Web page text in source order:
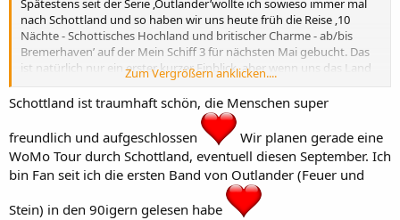
Spätestens seit der Serie ‚Outlander’wollte ich sowieso immer mal
nach Schottland und so haben wir uns heute früh die Reise ‚10
Nächte - Schottisches Hochland und britischer Charme - ab/bis
Bremerhaven’ auf der Mein Schiff 3 für nächsten Mai gebucht. Das
ist natürlich nur ein erster kurzer Einblick, aber wenn uns das Land
so sehr gefällt, wie wir denken, kann es durchaus auch einmal eine
Rundreise mit dem Auto (trotz Linksverkehr
) werden.
Eigentlich geht es ja für uns einmal im Jahr auf eine sieben- oder
achttägige Kurzreise mit der Amera von Phoenix. Im nächsten Jahr
werden aber nur zwei achttägige Reisen in die norwegischen Fjorde
angeboten – leider nicht nach England oder in die Ostsee – so
haben wir uns dann mal wieder für TUI entschieden.
Zum Vergrößern anklicken....
Schottland ist traumhaft schön, die Menschen super
freundlich und aufgeschlossen
Wir planen gerade eine
WoMo Tour durch Schottland, eventuell diesen September. Ich
bin Fan seit ich die ersten Band von Outlander (Feuer und
Stein) in den 90igern gelesen habe